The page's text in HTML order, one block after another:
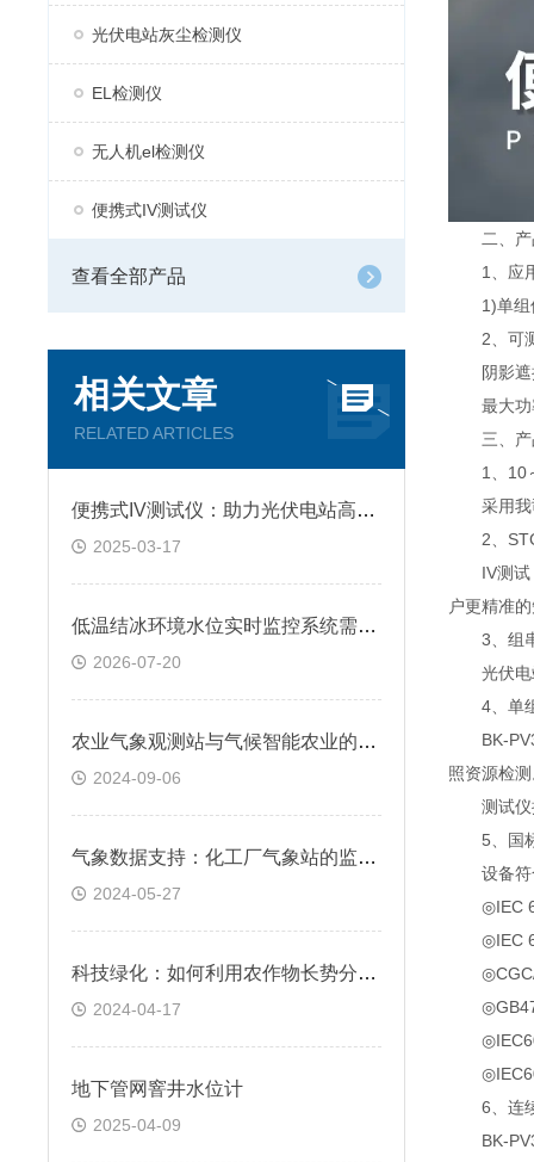
光伏电站灰尘检测仪
EL检测仪
无人机el检测仪
便携式IV测试仪
查看全部产品
相关文章
RELATED ARTICLES
便携式IV测试仪：助力光伏电站高效运维
2025-03-17
低温结冰环境水位实时监控系统需要做哪些防护？
2026-07-20
农业气象观测站与气候智能农业的深度融合&德邦速运
2024-09-06
气象数据支持：化工厂气象站的监测参数有哪些？
2024-05-27
科技绿化：如何利用农作物长势分析实现精准农业
2024-04-17
地下管网窨井水位计
2025-04-09
二、产
1、应
1)单组件
2、可测
阴影遮挡
最⼤功率
三、产
1、10～
采⽤我司
2、STC
IV测试，
户更精准
3、组
光伏电站
4、单
BK-PV31
照资源检
测试仪提
5、国标
设备符合
◎IEC
◎IEC
◎CGC/
6、连
BK-PV31